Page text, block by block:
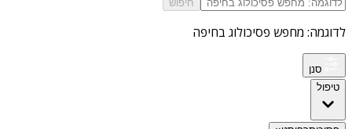
חיפוש
לדוגמה: מחפש פסיכולוג בחיפה
סנן
טיפול